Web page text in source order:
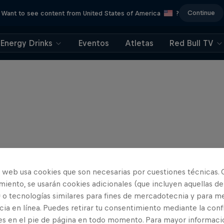
Want to see content from United States of America ? Continue
Energy Drinks Eventos Atletas Red Bull TV
web usa cookies que son necesarias por cuestiones técnicas.
se usarán cookies adicionales (que incluyen aquellas de
tecnologías similares para fines de mercadotecnia y para
en línea. Puedes retirar tu consentimiento mediante la
en el pie de página en todo momento. Para mayor